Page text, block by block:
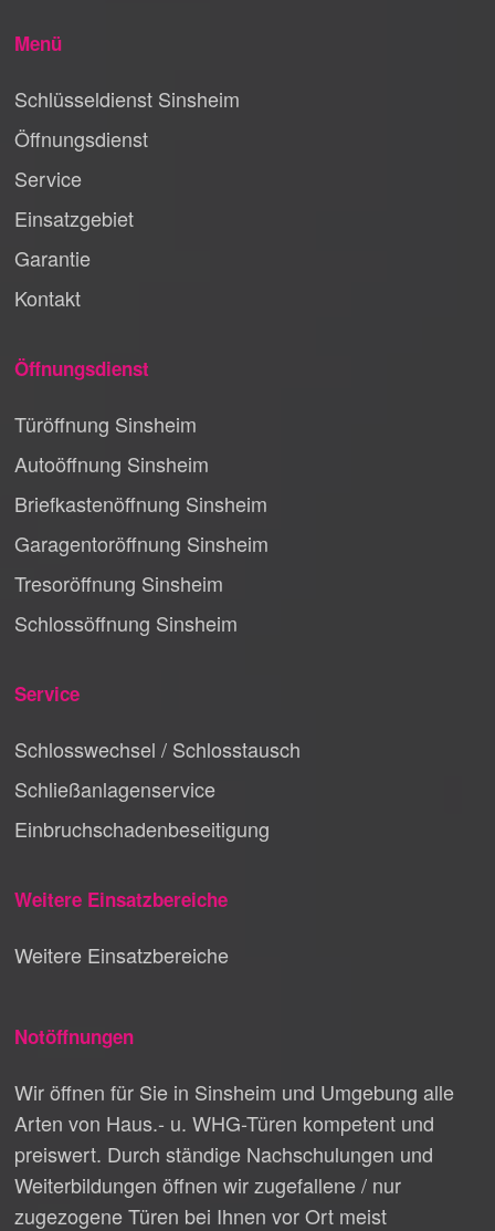
Menü
Schlüsseldienst Sinsheim
Öffnungsdienst
Service
Einsatzgebiet
Garantie
Kontakt
Öffnungsdienst
Türöffnung Sinsheim
Autoöffnung Sinsheim
Briefkastenöffnung Sinsheim
Garagentoröffnung Sinsheim
Tresoröffnung Sinsheim
Schlossöffnung Sinsheim
Service
Schlosswechsel / Schlosstausch
Schließanlagenservice
Einbruchschadenbeseitigung
Weitere Einsatzbereiche
Weitere Einsatzbereiche
Notöffnungen
Wir öffnen für Sie in Sinsheim und Umgebung alle
Arten von Haus.- u. WHG-Türen kompetent und
preiswert. Durch ständige Nachschulungen und
Weiterbildungen öffnen wir zugefallene / nur
zugezogene Türen bei Ihnen vor Ort meist